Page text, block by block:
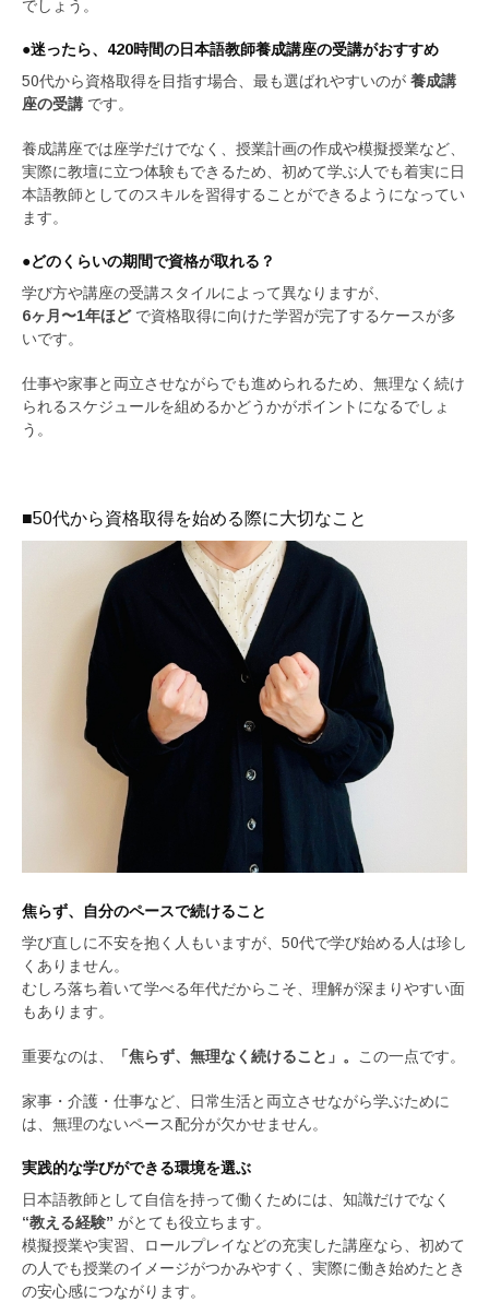
でしょう。
●迷ったら、420時間の日本語教師養成講座の受講がおすすめ
50代から資格取得を目指す場合、最も選ばれやすいのが 養成講
座の受講 です。
養成講座では座学だけでなく、授業計画の作成や模擬授業など、
実際に教壇に立つ体験もできるため、初めて学ぶ人でも着実に日
本語教師としてのスキルを習得することができるようになってい
ます。
●どのくらいの期間で資格が取れる？
学び方や講座の受講スタイルによって異なりますが、
6ヶ月〜1年ほどで資格取得に向けた学習が完了するケースが多
いです。
仕事や家事と両立させながらでも進められるため、無理なく続け
られるスケジュールを組めるかどうかがポイントになるでしょ
う。
■50代から資格取得を始める際に大切なこと
焦らず、自分のペースで続けること
学び直しに不安を抱く人もいますが、50代で学び始める人は珍し
くありません。
むしろ落ち着いて学べる年代だからこそ、理解が深まりやすい面
もあります。
重要なのは、 「焦らず、無理なく続けること」。 この一点です。
家事・介護・仕事など、日常生活と両立させながら学ぶために
は、無理のないペース配分が欠かせません。
実践的な学びができる環境を選ぶ
日本語教師として自信を持って働くためには、知識だけでなく
“教える経験” がとても役立ちます。
模擬授業や実習、ロールプレイなどの充実した講座なら、初めて
の人でも授業のイメージがつかみやすく、実際に働き始めたとき
の安心感につながります。